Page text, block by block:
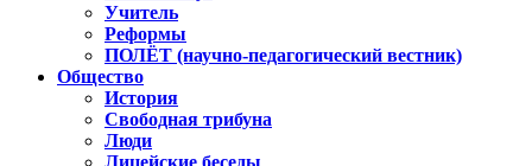
Учитель
Реформы
ПОЛЁТ (научно-педагогический вестник)
Общество
История
Свободная трибуна
Люди